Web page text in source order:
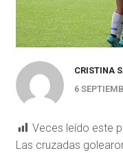
CRISTINA
6
Veces leído este
Las cruzadas